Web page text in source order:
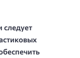
следует